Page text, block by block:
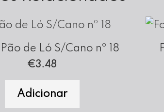
de Ló S/Cano nº 18
€3.48
Adicionar